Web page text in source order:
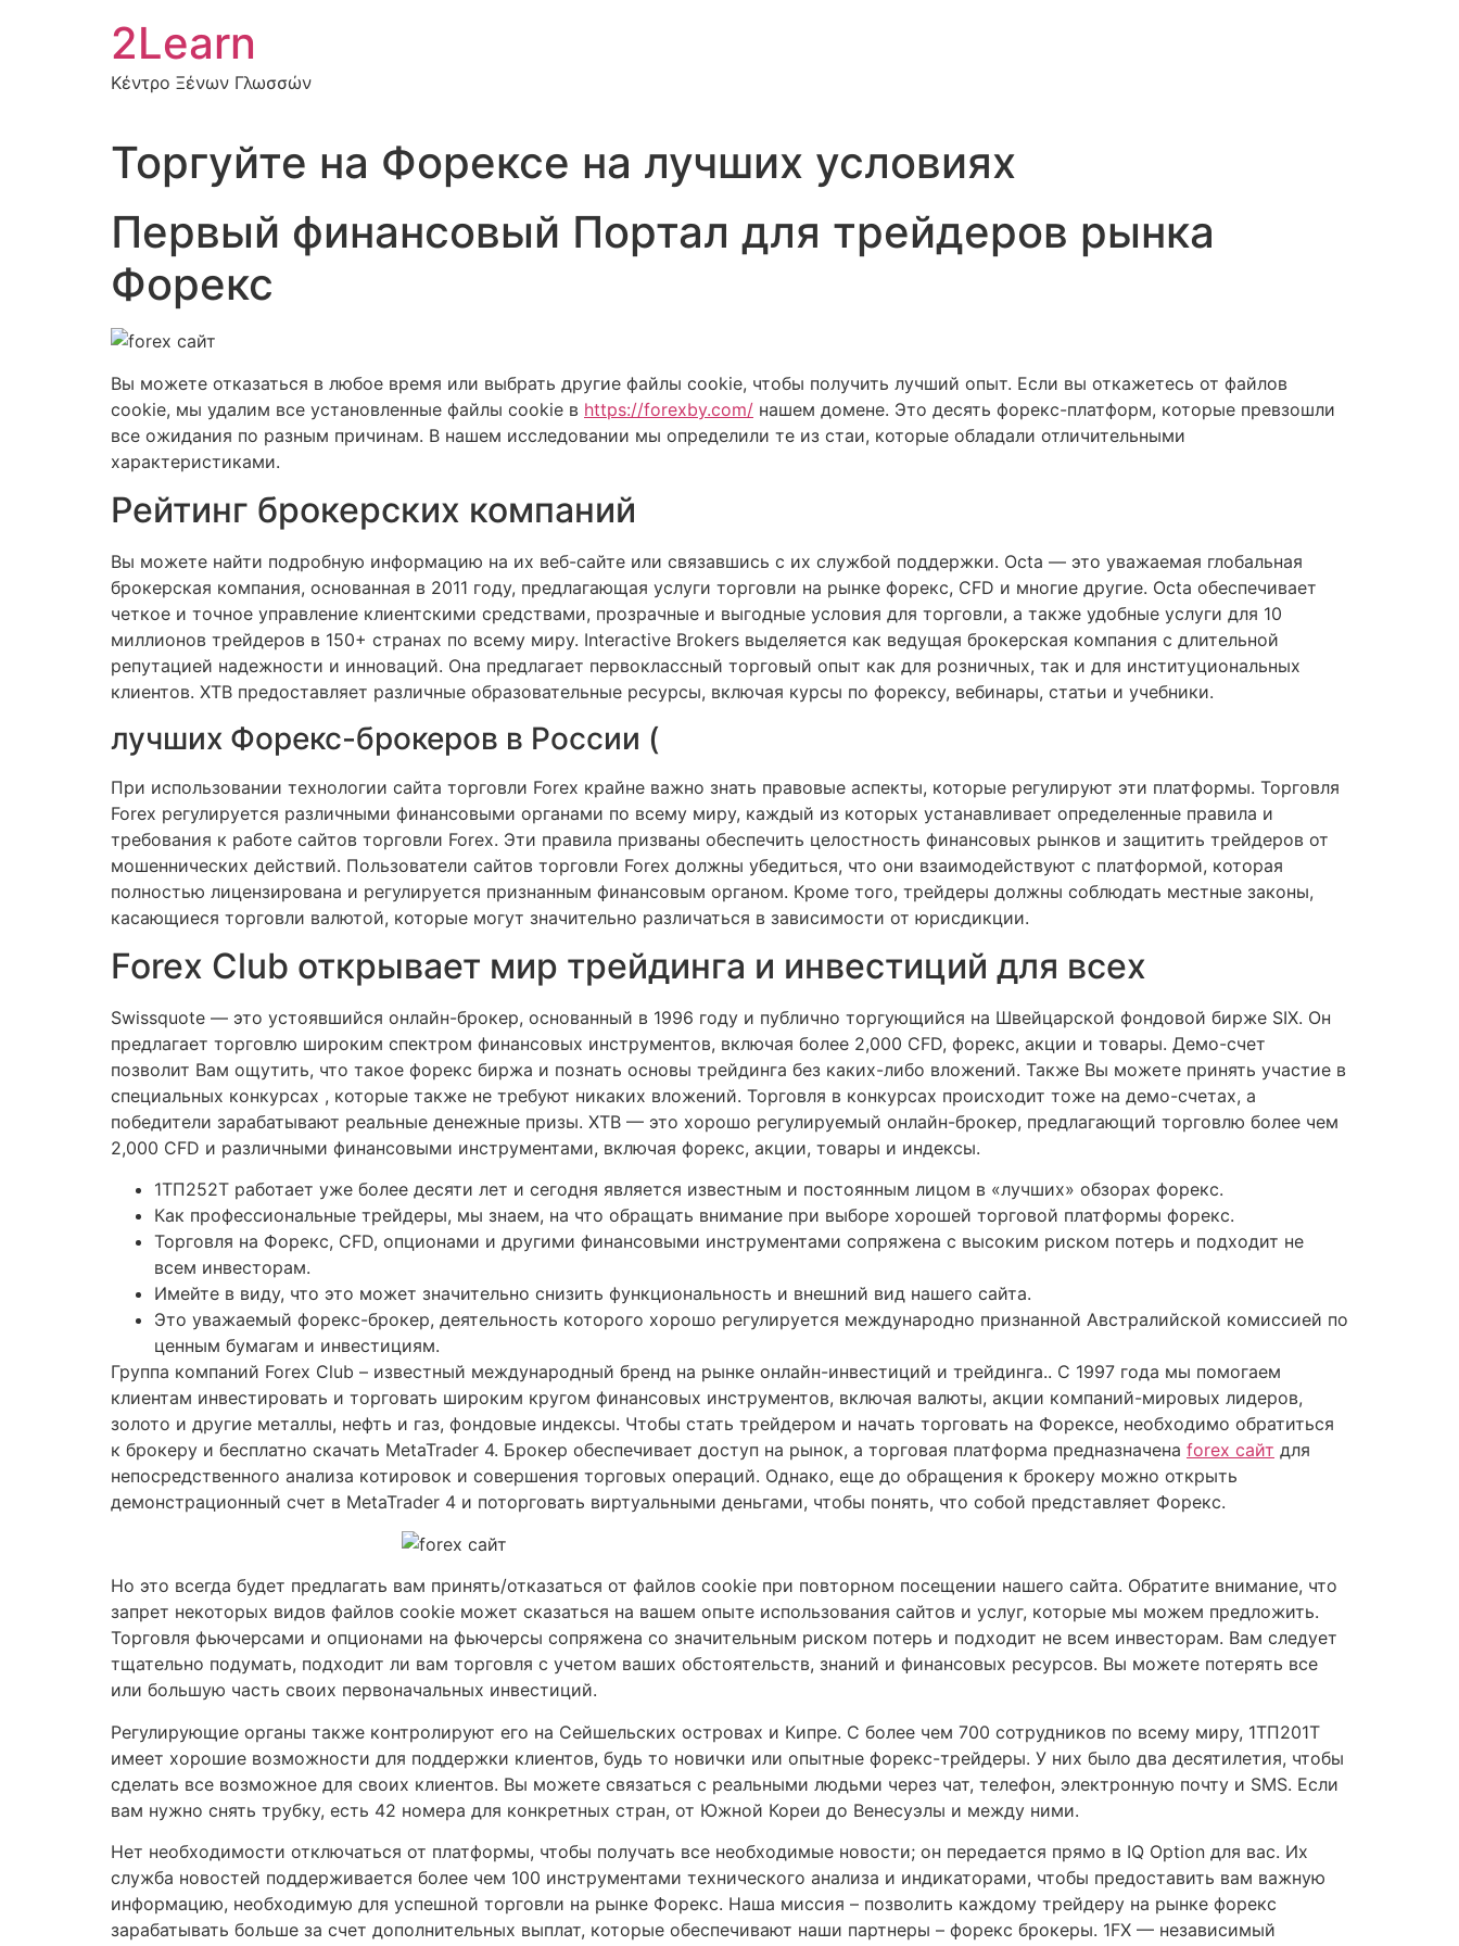
2Learn
Κέντρο Ξένων Γλωσσών
Торгуйте на Форексе на лучших условиях
Первый финансовый Портал для трейдеров рынка
Форекс
Вы можете отказаться в любое время или выбрать другие файлы cookie, чтобы получить лучший опыт. Если вы откажетесь от файлов
cookie, мы удалим все установленные файлы cookie в https://forexby.com/ нашем домене. Это десять форекс-платформ, которые превзошли
все ожидания по разным причинам. В нашем исследовании мы определили те из стаи, которые обладали отличительными
характеристиками.
Рейтинг брокерских компаний
Вы можете найти подробную информацию на их веб-сайте или связавшись с их службой поддержки. Octa — это уважаемая глобальная
брокерская компания, основанная в 2011 году, предлагающая услуги торговли на рынке форекс, CFD и многие другие. Octa обеспечивает
четкое и точное управление клиентскими средствами, прозрачные и выгодные условия для торговли, а также удобные услуги для 10
миллионов трейдеров в 150+ странах по всему миру. Interactive Brokers выделяется как ведущая брокерская компания с длительной
репутацией надежности и инноваций. Она предлагает первоклассный торговый опыт как для розничных, так и для институциональных
клиентов. XTB предоставляет различные образовательные ресурсы, включая курсы по форексу, вебинары, статьи и учебники.
лучших Форекс-брокеров в России (
При использовании технологии сайта торговли Forex крайне важно знать правовые аспекты, которые регулируют эти платформы. Торговля
Forex регулируется различными финансовыми органами по всему миру, каждый из которых устанавливает определенные правила и
требования к работе сайтов торговли Forex. Эти правила призваны обеспечить целостность финансовых рынков и защитить трейдеров от
мошеннических действий. Пользователи сайтов торговли Forex должны убедиться, что они взаимодействуют с платформой, которая
полностью лицензирована и регулируется признанным финансовым органом. Кроме того, трейдеры должны соблюдать местные законы,
касающиеся торговли валютой, которые могут значительно различаться в зависимости от юрисдикции.
Forex Club открывает мир трейдинга и инвестиций для всех
Swissquote — это устоявшийся онлайн-брокер, основанный в 1996 году и публично торгующийся на Швейцарской фондовой бирже SIX. Он
предлагает торговлю широким спектром финансовых инструментов, включая более 2,000 CFD, форекс, акции и товары. Демо-счет
позволит Вам ощутить, что такое форекс биржа и познать основы трейдинга без каких-либо вложений. Также Вы можете принять участие в
специальных конкурсах , которые также не требуют никаких вложений. Торговля в конкурсах происходит тоже на демо-счетах, а
победители зарабатывают реальные денежные призы. XTB — это хорошо регулируемый онлайн-брокер, предлагающий торговлю более чем
2,000 CFD и различными финансовыми инструментами, включая форекс, акции, товары и индексы.
1ТП252Т работает уже более десяти лет и сегодня является известным и постоянным лицом в «лучших» обзорах форекс.
Как профессиональные трейдеры, мы знаем, на что обращать внимание при выборе хорошей торговой платформы форекс.
Торговля на Форекс, CFD, опционами и другими финансовыми инструментами сопряжена с высоким риском потерь и подходит не
всем инвесторам.
Имейте в виду, что это может значительно снизить функциональность и внешний вид нашего сайта.
Это уважаемый форекс-брокер, деятельность которого хорошо регулируется международно признанной Австралийской комиссией по
ценным бумагам и инвестициям.
Группа компаний Forex Club – известный международный бренд на рынке онлайн-инвестиций и трейдинга.. С 1997 года мы помогаем
клиентам инвестировать и торговать широким кругом финансовых инструментов, включая валюты, акции компаний-мировых лидеров,
золото и другие металлы, нефть и газ, фондовые индексы. Чтобы стать трейдером и начать торговать на Форексе, необходимо обратиться
к брокеру и бесплатно скачать MetaTrader 4. Брокер обеспечивает доступ на рынок, а торговая платформа предназначена forex сайт для
непосредственного анализа котировок и совершения торговых операций. Однако, еще до обращения к брокеру можно открыть
демонстрационный счет в MetaTrader 4 и поторговать виртуальными деньгами, чтобы понять, что собой представляет Форекс.
Но это всегда будет предлагать вам принять/отказаться от файлов cookie при повторном посещении нашего сайта. Обратите внимание, что
запрет некоторых видов файлов cookie может сказаться на вашем опыте использования сайтов и услуг, которые мы можем предложить.
Торговля фьючерсами и опционами на фьючерсы сопряжена со значительным риском потерь и подходит не всем инвесторам. Вам следует
тщательно подумать, подходит ли вам торговля с учетом ваших обстоятельств, знаний и финансовых ресурсов. Вы можете потерять все
или большую часть своих первоначальных инвестиций.
Регулирующие органы также контролируют его на Сейшельских островах и Кипре. С более чем 700 сотрудников по всему миру, 1ТП201Т
имеет хорошие возможности для поддержки клиентов, будь то новички или опытные форекс-трейдеры. У них было два десятилетия, чтобы
сделать все возможное для своих клиентов. Вы можете связаться с реальными людьми через чат, телефон, электронную почту и SMS. Если
вам нужно снять трубку, есть 42 номера для конкретных стран, от Южной Кореи до Венесуэлы и между ними.
Нет необходимости отключаться от платформы, чтобы получать все необходимые новости; он передается прямо в IQ Option для вас. Их
служба новостей поддерживается более чем 100 инструментами технического анализа и индикаторами, чтобы предоставить вам важную
информацию, необходимую для успешной торговли на рынке Форекс. Наша миссия – позволить каждому трейдеру на рынке форекс
зарабатывать больше за счет дополнительных выплат, которые обеспечивают наши партнеры – форекс брокеры. 1FX — независимый